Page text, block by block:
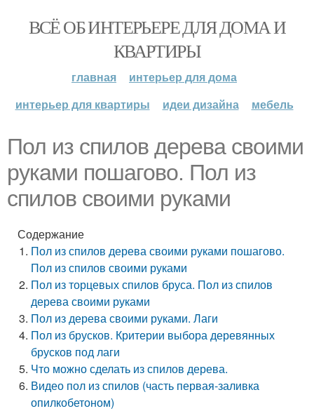
ВСЁ ОБ ИНТЕРЬЕРЕ ДЛЯ ДОМА И
КВАРТИРЫ
главная
интерьер для дома
интерьер для квартиры
идеи дизайна мебель
Пол из спилов дерева своими
руками пошагово. Пол из
спилов своими руками
Содержание
Пол из спилов дерева своими руками пошагово.
Пол из спилов своими руками
Пол из торцевых спилов бруса. Пол из спилов
дерева своими руками
Пол из дерева своими руками. Лаги
Пол из брусков. Критерии выбора деревянных
брусков под лаги
Что можно сделать из спилов дерева.
Видео пол из спилов (часть первая-заливка
опилкобетоном)